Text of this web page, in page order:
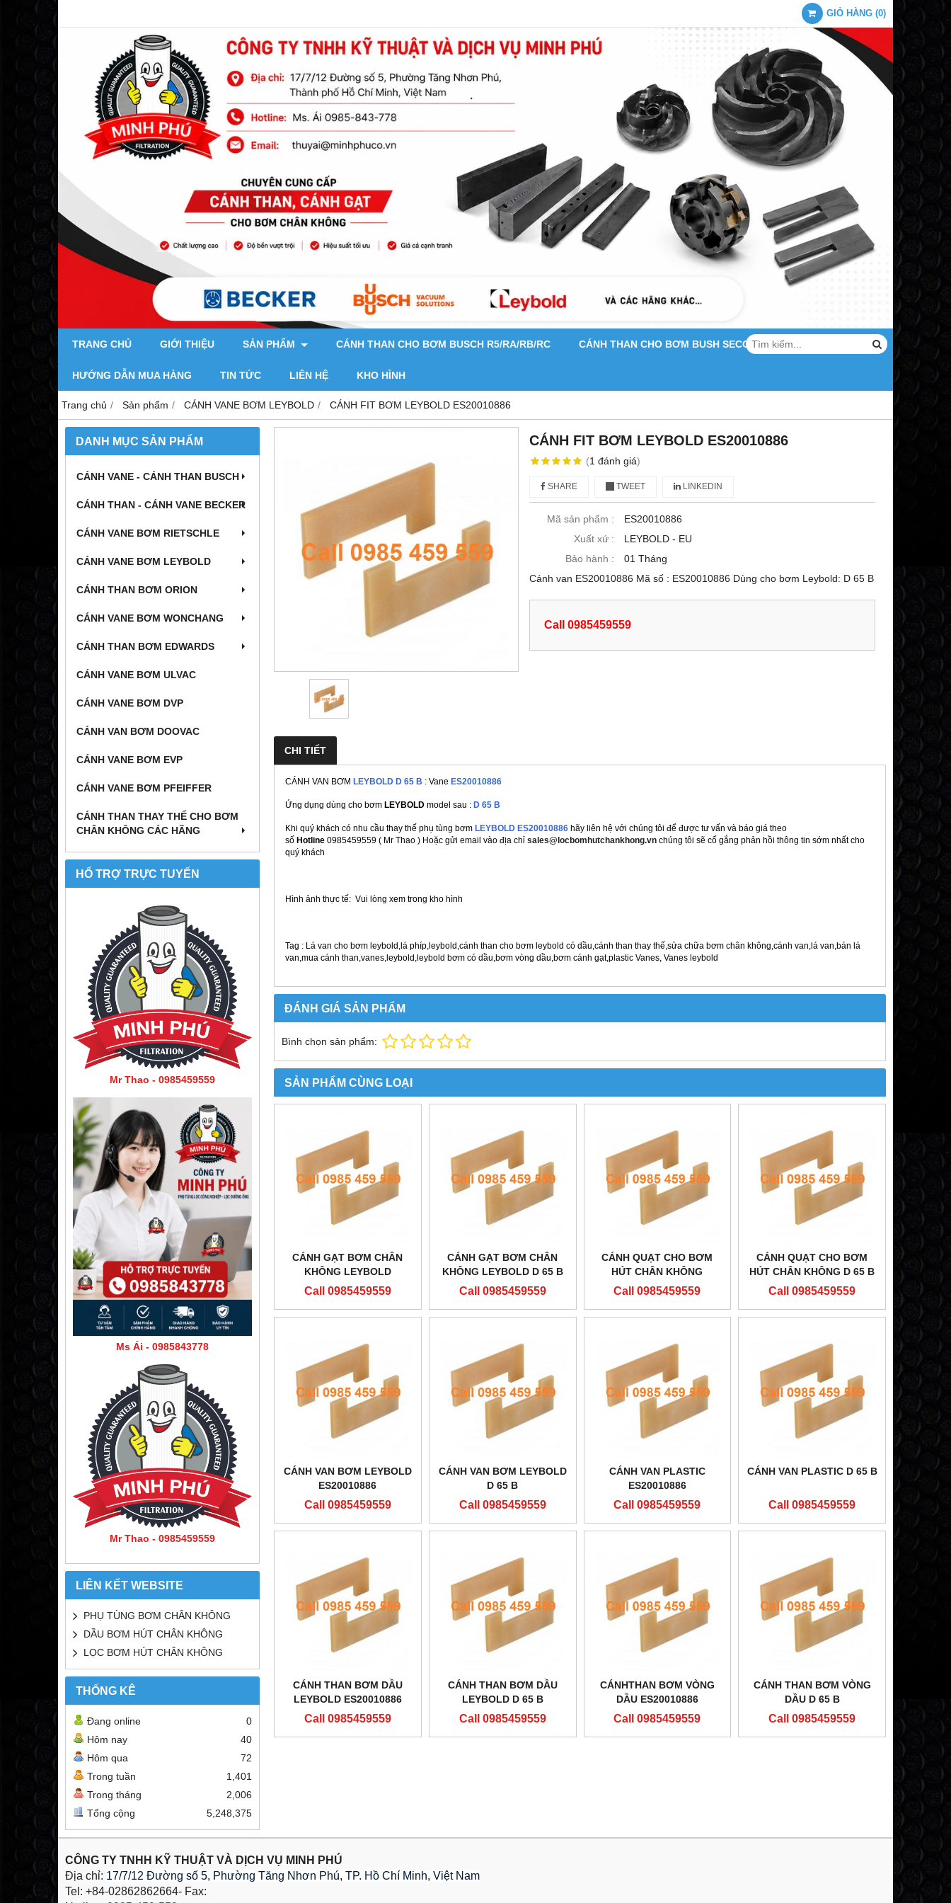
GIỎ HÀNG (0)
TRANG CHỦ GIỚI THIỆU SẢN PHẨM CÁNH THAN CHO BƠM BUSCH R5/RA/RB/RC CÁNH THAN CHO BƠM BUSH SECO
HƯỚNG DẪN MUA HÀNG TIN TỨC LIÊN HỆ KHO HÌNH
Trang chủ Sản phẩm CÁNH VANE BƠM LEYBOLD CÁNH FIT BƠM LEYBOLD ES20010886
DANH MỤC SẢN PHẨM
CÁNH VANE - CÁNH THAN BUSCH
CÁNH THAN - CÁNH VANE BECKER
CÁNH VANE BƠM RIETSCHLE
CÁNH VANE BƠM LEYBOLD
CÁNH THAN BƠM ORION
CÁNH VANE BƠM WONCHANG
CÁNH THAN BƠM EDWARDS
CÁNH VANE BƠM ULVAC
CÁNH VANE BƠM DVP
CÁNH VAN BƠM DOOVAC
CÁNH VANE BƠM EVP
CÁNH VANE BƠM PFEIFFER
CÁNH THAN THAY THẾ CHO BƠM
CHÂN KHÔNG CÁC HÃNG
HỔ TRỢ TRỰC TUYẾN
Mr Thao - 0985459559
Ms Ái - 0985843778
Mr Thao - 0985459559
LIÊN KẾT WEBSITE
PHỤ TÙNG BƠM CHÂN KHÔNG
DẦU BƠM HÚT CHÂN KHÔNG
LỌC BƠM HÚT CHÂN KHÔNG
THỐNG KÊ
Đang online
0
Hôm nay
40
Hôm qua
72
Trong tuần
1,401
Trong tháng
2,006
Tổng cộng
5,248,375
CÁNH FIT BƠM LEYBOLD ES20010886
(1 đánh giá)
SHARE TWEET LINKEDIN
Mã sản phẩm :
ES20010886
Xuất xứ :
LEYBOLD - EU
Bảo hành :
01 Tháng
Cánh van ES20010886 Mã số : ES20010886 Dùng cho bơm Leybold: D 65 B
Call 0985459559
CHI TIẾT
CÁNH VAN BƠM LEYBOLD D 65 B : Vane ES20010886
Ứng dụng dùng cho bơm LEYBOLD model sau : D 65 B
Khi quý khách có nhu cầu thay thế phụ tùng bơm LEYBOLD ES20010886 hãy liên hệ với chúng tôi để được tư vấn và báo giá theo
số Hotline 0985459559 ( Mr Thao ) Hoặc gửi email vào địa chỉ sales@locbomhutchankhong.vn chúng tôi sẽ cố gắng phản hồi thông tin sớm nhất cho
quý khách
Hình ảnh thực tế: Vui lòng xem trong kho hình
Tag : Lá van cho bơm leybold,lá phíp,leybold,cánh than cho bơm leybold có dầu,cánh than thay thế,sửa chữa bơm chân không,cánh van,lá van,bán lá
van,mua cánh than,vanes,leybold,leybold bơm có dầu,bơm vòng dầu,bơm cánh gạt,plastic Vanes, Vanes leybold
ĐÁNH GIÁ SẢN PHẨM
Bình chọn sản phẩm:
SẢN PHẨM CÙNG LOẠI
CÁNH GẠT BƠM CHÂN
KHÔNG LEYBOLD
ES20010886
Call 0985459559
CÁNH GẠT BƠM CHÂN
KHÔNG LEYBOLD D 65 B
Call 0985459559
CÁNH QUẠT CHO BƠM
HÚT CHÂN KHÔNG
ES20010886
Call 0985459559
CÁNH QUẠT CHO BƠM
HÚT CHÂN KHÔNG D 65 B
Call 0985459559
CÁNH VAN BƠM LEYBOLD
ES20010886
Call 0985459559
CÁNH VAN BƠM LEYBOLD
D 65 B
Call 0985459559
CÁNH VAN PLASTIC
ES20010886
Call 0985459559
CÁNH VAN PLASTIC D 65 B
Call 0985459559
CÁNH THAN BƠM DẦU
LEYBOLD ES20010886
Call 0985459559
CÁNH THAN BƠM DẦU
LEYBOLD D 65 B
Call 0985459559
CÁNHTHAN BƠM VÒNG
DẦU ES20010886
Call 0985459559
CÁNH THAN BƠM VÒNG
DẦU D 65 B
Call 0985459559
CÔNG TY TNHH KỸ THUẬT VÀ DỊCH VỤ MINH PHÚ
Địa chỉ: 17/7/12 Đường số 5, Phường Tăng Nhơn Phú, TP. Hồ Chí Minh, Việt Nam
Tel: +84-02862862664- Fax: